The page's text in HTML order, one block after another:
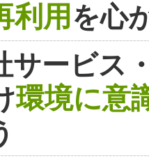
利用を心
サービス
環境に意